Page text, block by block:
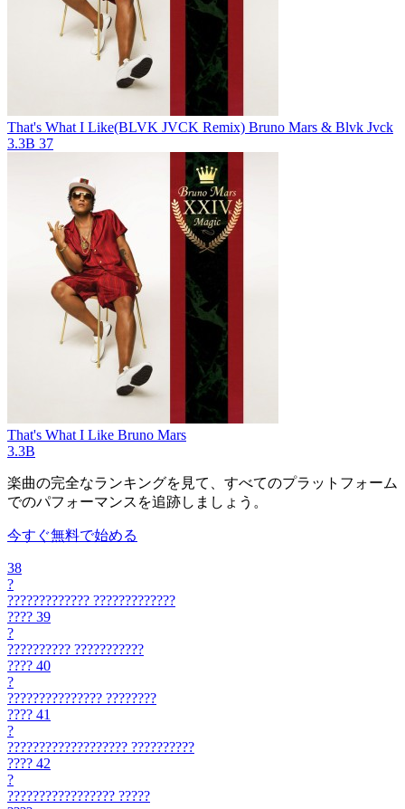
That's What I Like(BLVK JVCK Remix) Bruno Mars & Blvk Jvck
3.3B 37
That's What I Like Bruno Mars
3.3B
楽曲の完全なランキングを見て、すべてのプラットフォーム
でのパフォーマンスを追跡しましょう。
今すぐ無料で始める
38
?
????????????? ?????????????
???? 39
?
?????????? ???????????
???? 40
?
??????????????? ????????
???? 41
?
??????????????????? ??????????
???? 42
?
????????????????? ?????